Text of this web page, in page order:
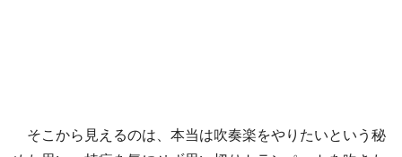
そこから見えるのは、本当は吹奏楽をやりたいという秘